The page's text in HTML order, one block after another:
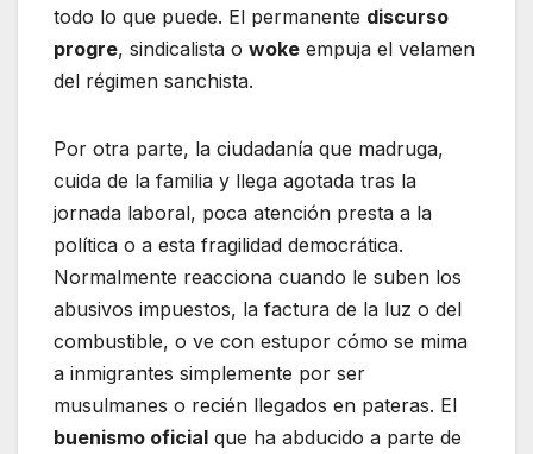
todo lo que puede. El permanente discurso
progre, sindicalista o woke empuja el velamen
del régimen sanchista.
Por otra parte, la ciudadanía que madruga,
cuida de la familia y llega agotada tras la
jornada laboral, poca atención presta a la
política o a esta fragilidad democrática.
Normalmente reacciona cuando le suben los
abusivos impuestos, la factura de la luz o del
combustible, o ve con estupor cómo se mima
a inmigrantes simplemente por ser
musulmanes o recién llegados en pateras. El
buenismo oficial que ha abducido a parte de